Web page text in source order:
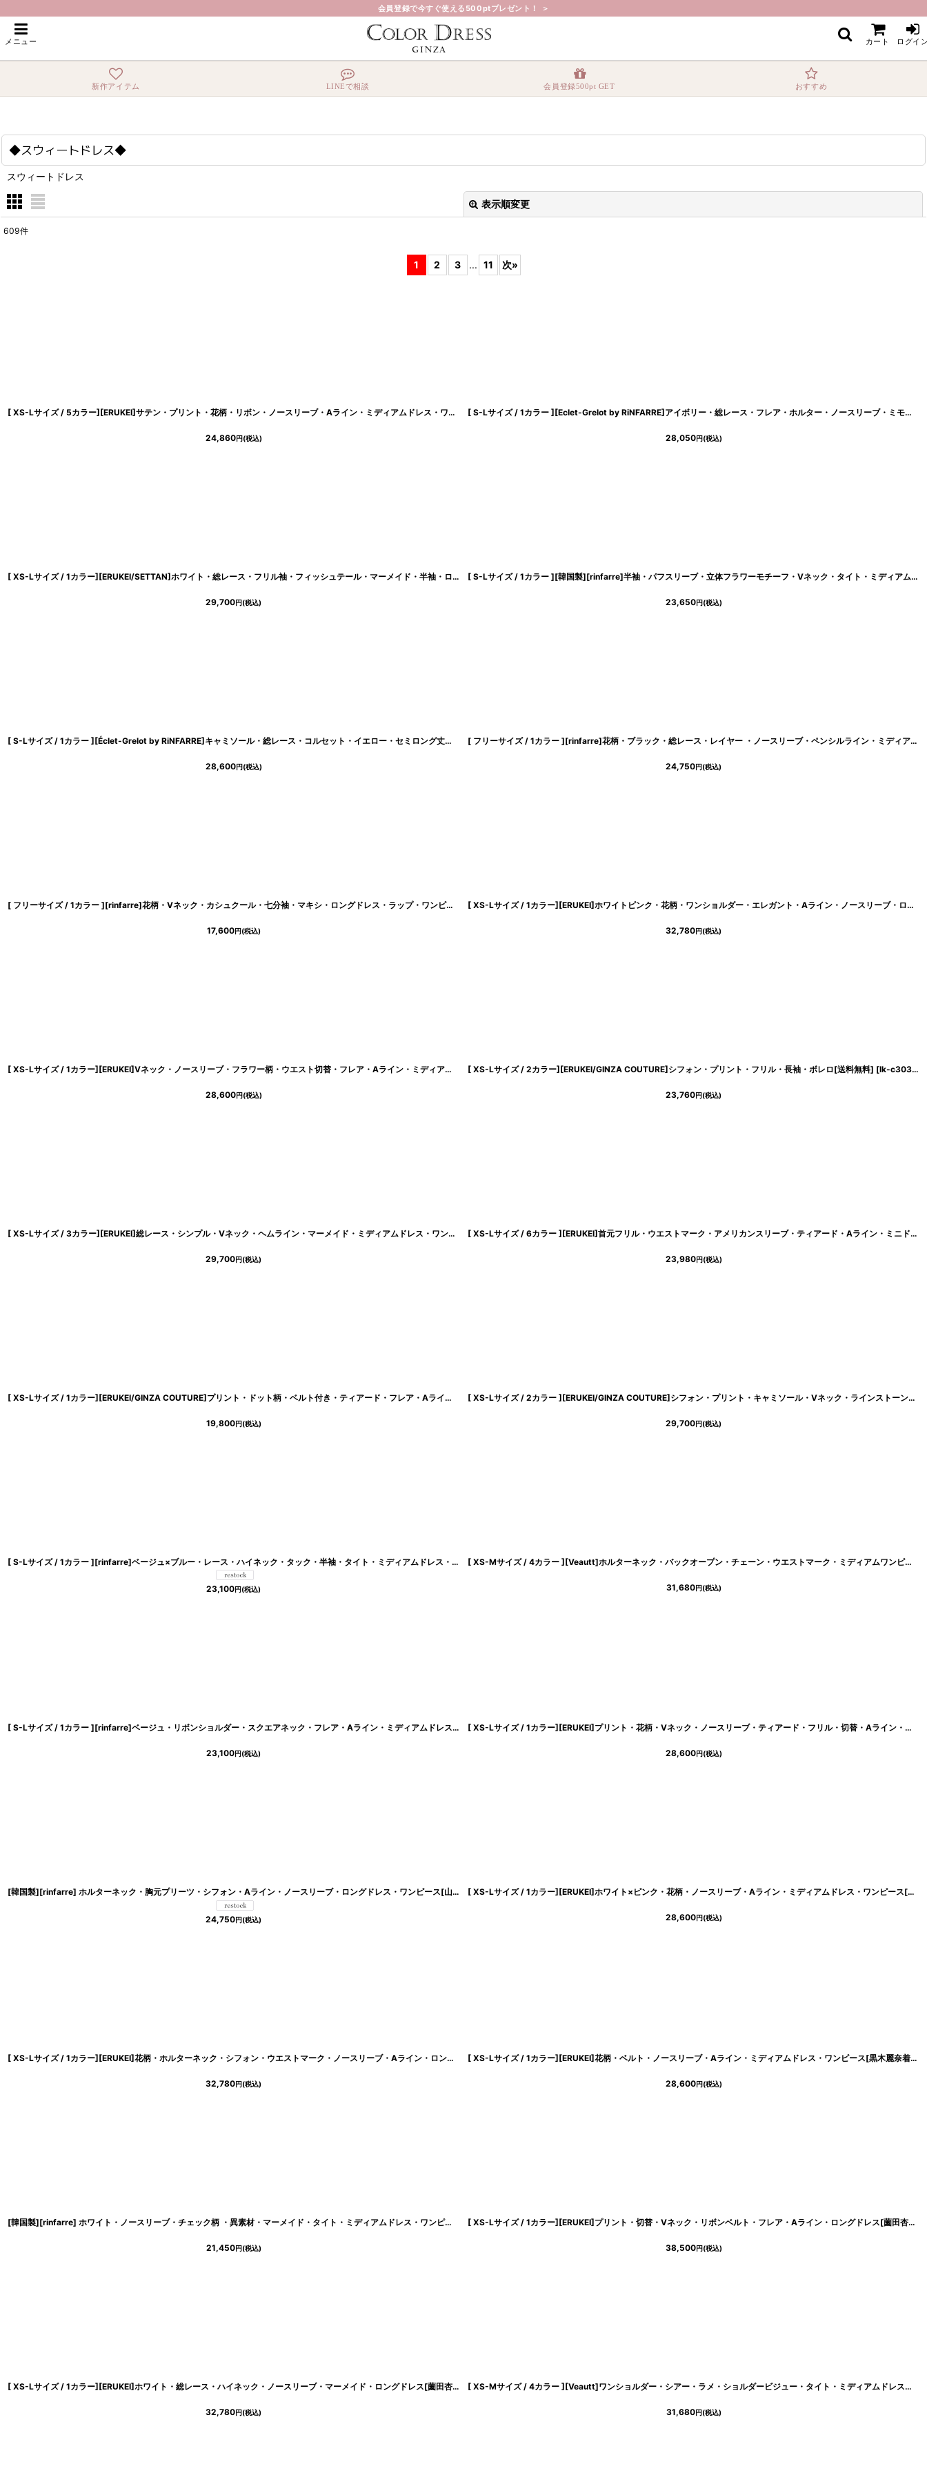
会員登録で今すぐ使える500ptプレゼント！ ＞
メニュー カート ログイ
新作アイテム LINEで相談 会員登録500pt GET おすすめ
ホーム > ◆スウィートドレス◆
◆スウィートドレス◆
スウィートドレス
表示順変更
609件
1 2 3 ... 11 次»
[ XS-Lサイズ / 5カラー][ERUKEI]サテン・プリント・花柄・リボン・ノースリーブ・Aライン・ミディアムドレス・ワンピース[黒木麗奈着用][送料無料] [lk-c24066]
24,860円(税込)
[ S-Lサイズ / 1カラー ][Eclet-Grelot by RiNFARRE]アイボリー・総レース・フレア・ホルター・ノースリーブ・ミモレ丈・ロングドレス・ワンピース・エクラグレロ [奈月セナ着用][送料無料]
28,050円(税込)
[ XS-Lサイズ / 1カラー][ERUKEI/SETTAN]ホワイト・総レース・フリル袖・フィッシュテール・マーメイド・半袖・ロングドレス・ワンピース[黒木麗奈着用][送料無料] [ lk-s25351]
29,700円(税込)
[ S-Lサイズ / 1カラー ][韓国製][rinfarre]半袖・パフスリーブ・立体フラワーモチーフ・Vネック・タイト・ミディアムドレス・ワンピース[薗田杏奈着用][送料無料]
23,650円(税込)
[ S-Lサイズ / 1カラー ][Éclet-Grelot by RiNFARRE]キャミソール・総レース・コルセット・イエロー・セミロング丈・ロングドレス・エクラグレロ [奈月セナ着用][送料無料] [eg-c01001-6350]
28,600円(税込)
[ フリーサイズ / 1カラー ][rinfarre]花柄・ブラック・総レース・レイヤー ・ノースリーブ・ペンシルライン・ミディアムドレス・ワンピース[奈月セナ着用][送料無料]
24,750円(税込)
[ フリーサイズ / 1カラー ][rinfarre]花柄・Vネック・カシュクール・七分袖・マキシ・ロングドレス・ラップ・ワンピース[薗田杏奈着用][送料無料] [cd-k06290ap ]
17,600円(税込)
[ XS-Lサイズ / 1カラー][ERUKEI]ホワイトピンク・花柄・ワンショルダー・エレガント・Aライン・ノースリーブ・ロングドレス[奈月セナ着用][送料無料]
32,780円(税込)
[ XS-Lサイズ / 1カラー][ERUKEI]Vネック・ノースリーブ・フラワー柄・ウエスト切替・フレア・Aライン・ミディアムドレス・ワンピース[薗田杏奈着用][送料無料] [lk-s26069]
28,600円(税込)
[ XS-Lサイズ / 2カラー][ERUKEI/GINZA COUTURE]シフォン・プリント・フリル・長袖・ボレロ[送料無料] [lk-c3037 ]
23,760円(税込)
[ XS-Lサイズ / 3カラー][ERUKEI]総レース・シンプル・Vネック・ヘムライン・マーメイド・ミディアムドレス・ワンピース[薗田杏奈着用]《送料＆代引き手数料無料》 [ lk-s25378]
29,700円(税込)
[ XS-Lサイズ / 6カラー ][ERUKEI]首元フリル・ウエストマーク・アメリカンスリーブ・ティアード・Aライン・ミニドレス・ワンピース[黒木麗奈着用][送料無料]
23,980円(税込)
[ XS-Lサイズ / 1カラー][ERUKEI/GINZA COUTURE]プリント・ドット柄・ベルト付き・ティアード・フレア・Aライン・ノースリーブ・ミニドレス・ワンピース[送料無料] [lk-c3023]
19,800円(税込)
[ XS-Lサイズ / 2カラー ][ERUKEI/GINZA COUTURE]シフォン・プリント・キャミソール・Vネック・ラインストーン・ティアード・Aライン・ロングドレス[送料無料]
29,700円(税込)
[ S-Lサイズ / 1カラー ][rinfarre]ベージュ×ブルー・レース・ハイネック・タック・半袖・タイト・ミディアムドレス・ワンピース[黒木麗奈着用][送料無料] [cd-k06281sn]
23,100円(税込)
[ XS-Mサイズ / 4カラー ][Veautt]ホルターネック・バックオープン・チェーン・ウエストマーク・ミディアムワンピース・フレア《送料＆代引き手数料無料》
31,680円(税込)
[ S-Lサイズ / 1カラー ][rinfarre]ベージュ・リボンショルダー・スクエアネック・フレア・Aライン・ミディアムドレス・ワンピース[黒木麗奈着用][送料無料] [cd-k06282sn ]
23,100円(税込)
[ XS-Lサイズ / 1カラー][ERUKEI]プリント・花柄・Vネック・ノースリーブ・ティアード・フリル・切替・Aライン・ミニドレス・ワンピース[送料無料]
28,600円(税込)
[韓国製][rinfarre] ホルターネック・胸元プリーツ・シフォン・Aライン・ノースリーブ・ロングドレス・ワンピース[山崎みどり・薗田杏奈ちゃん着用]《送料＆代引き手数料無料》myrd [cd-k06207t]
24,750円(税込)
[ XS-Lサイズ / 1カラー][ERUKEI]ホワイト×ピンク・花柄・ノースリーブ・Aライン・ミディアムドレス・ワンピース[黒木麗奈着用][送料無料]
28,600円(税込)
[ XS-Lサイズ / 1カラー][ERUKEI]花柄・ホルターネック・シフォン・ウエストマーク・ノースリーブ・Aライン・ロングドレス[黒木麗奈着用][送料無料] [lk-s26065]
32,780円(税込)
[ XS-Lサイズ / 1カラー][ERUKEI]花柄・ベルト・ノースリーブ・Aライン・ミディアムドレス・ワンピース[黒木麗奈着用][送料無料]
28,600円(税込)
[韓国製][rinfarre] ホワイト・ノースリーブ・チェック柄 ・異素材・マーメイド・タイト・ミディアムドレス・ワンピース[薗田杏奈着用][送料無料] [cd-k06194rd]
21,450円(税込)
[ XS-Lサイズ / 1カラー][ERUKEI]プリント・切替・Vネック・リボンベルト・フレア・Aライン・ロングドレス[薗田杏奈着用][送料無料]
38,500円(税込)
[ XS-Lサイズ / 1カラー][ERUKEI]ホワイト・総レース・ハイネック・ノースリーブ・マーメイド・ロングドレス[薗田杏奈着用][送料無料] [lk-s26071]
32,780円(税込)
[ XS-Mサイズ / 4カラー ][Veautt]ワンショルダー・シアー・ラメ・ショルダービジュー・タイト・ミディアムドレス《送料＆代引き手数料無料》
31,680円(税込)